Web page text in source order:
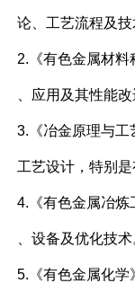
论、工艺流程及技
2.《有色金属材
、应用及其性能改
3.《冶金原理与工
工艺设计，特别是
4.《有色金属冶炼
、设备及优化技术
5.《有色金属化学